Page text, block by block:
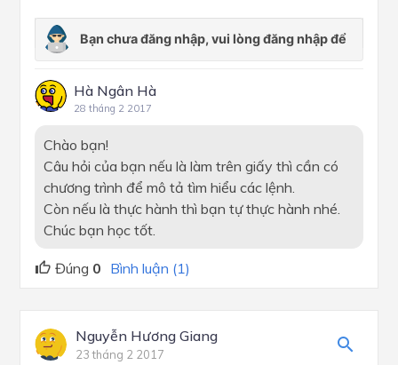
Hà Ngân Hà
28 tháng 2 2017
Chào bạn!
Câu hỏi của bạn nếu là làm trên giấy thì cần có
chương trình để mô tả tìm hiểu các lệnh.
Còn nếu là thực hành thì bạn tự thực hành nhé.
Chúc bạn học tốt.
Đúng 0 Bình luận (1)
Nguyễn Hương Giang
23 tháng 2 2017